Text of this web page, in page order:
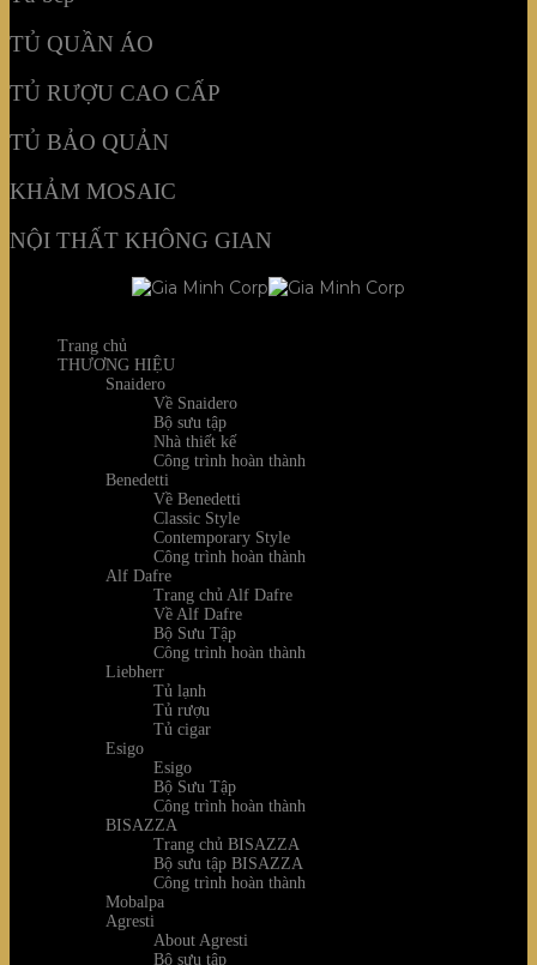
TỦ QUẦN ÁO
TỦ RƯỢU CAO CẤP
TỦ BẢO QUẢN
KHẢM MOSAIC
NỘI THẤT KHÔNG GIAN
Trang chủ
THƯƠNG HIỆU
Snaidero
Về Snaidero
Bộ sưu tập
Nhà thiết kế
Công trình hoàn thành
Benedetti
Về Benedetti
Classic Style
Contemporary Style
Công trình hoàn thành
Alf Dafre
Trang chủ Alf Dafre
Về Alf Dafre
Bộ Sưu Tập
Công trình hoàn thành
Liebherr
Tủ lạnh
Tủ rượu
Tủ cigar
Esigo
Esigo
Bộ Sưu Tập
Công trình hoàn thành
BISAZZA
Trang chủ BISAZZA
Bộ sưu tập BISAZZA
Công trình hoàn thành
Mobalpa
Agresti
About Agresti
Bộ sưu tập